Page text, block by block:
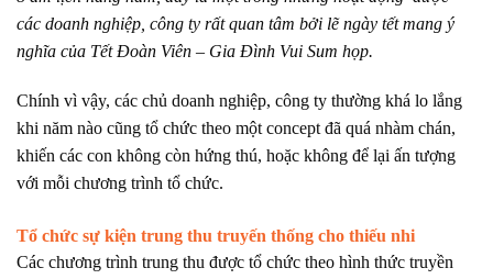
các doanh nghiệp, công ty rất quan tâm bởi lẽ ngày tết mang ý
nghĩa của Tết Đoàn Viên – Gia Đình Vui Sum họp.
Chính vì vậy, các chủ doanh nghiệp, công ty thường khá lo lắng
khi năm nào cũng tổ chức theo một concept đã quá nhàm chán,
khiến các con không còn hứng thú, hoặc không để lại ấn tượng
với mỗi chương trình tổ chức.
Tổ chức sự kiện trung thu truyến thống cho thiếu nhi
Các chương trình trung thu được tổ chức theo hình thức truyền